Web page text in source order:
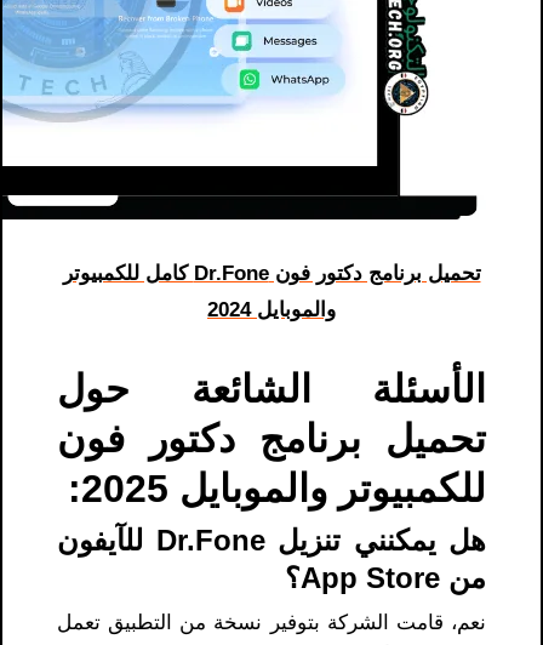
تحميل برنامج دكتور فون Dr.Fone كامل للكمبيوتر
والموبايل 2024
الأسئلة الشائعة حول
تحميل برنامج دكتور فون
للكمبيوتر والموبايل 2025:
هل يمكنني تنزيل Dr.Fone للآيفون
من App Store؟
نعم، قامت الشركة بتوفير نسخة من التطبيق تعمل